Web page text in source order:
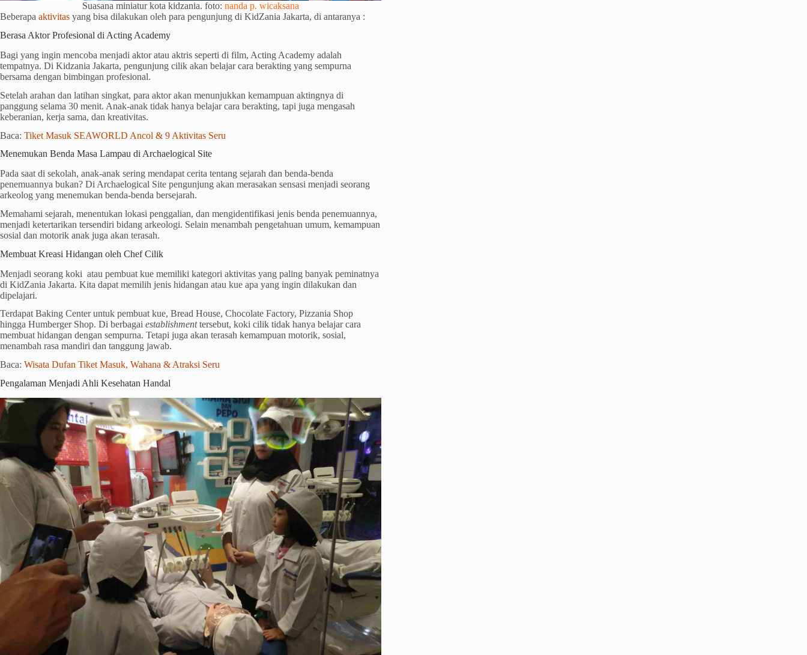
Suasana miniatur kota kidzania. foto: nanda p. wicaksana
Beberapa aktivitas yang bisa dilakukan oleh para pengunjung di KidZania Jakarta, di antaranya :
Berasa Aktor Profesional di Acting Academy
Bagi yang ingin mencoba menjadi aktor atau aktris seperti di film, Acting Academy adalah
tempatnya. Di Kidzania Jakarta, pengunjung cilik akan belajar cara berakting yang sempurna
bersama dengan bimbingan profesional.
Setelah arahan dan latihan singkat, para aktor akan menunjukkan kemampuan aktingnya di
panggung selama 30 menit. Anak-anak tidak hanya belajar cara berakting, tapi juga mengasah
keberanian, kerja sama, dan kreativitas.
Baca: Tiket Masuk SEAWORLD Ancol & 9 Aktivitas Seru
Menemukan Benda Masa Lampau di Archaelogical Site
Pada saat di sekolah, anak-anak sering mendapat cerita tentang sejarah dan benda-benda
penemuannya bukan? Di Archaelogical Site pengunjung akan merasakan sensasi menjadi seorang
arkeolog yang menemukan benda-benda bersejarah.
Memahami sejarah, menentukan lokasi penggalian, dan mengidentifikasi jenis benda penemuannya,
menjadi ketertarikan tersendiri bidang arkeologi. Selain menambah pengetahuan umum, kemampuan
sosial dan motorik anak juga akan terasah.
Membuat Kreasi Hidangan oleh Chef Cilik
Menjadi seorang koki atau pembuat kue memiliki kategori aktivitas yang paling banyak peminatnya
di KidZania Jakarta. Kita dapat memilih jenis hidangan atau kue apa yang ingin dilakukan dan
dipelajari.
Terdapat Baking Center untuk pembuat kue, Bread House, Chocolate Factory, Pizzania Shop
hingga Humberger Shop. Di berbagai establishmenttersebut, koki cilik tidak hanya belajar cara
membuat hidangan dengan sempurna. Tetapi juga akan terasah kemampuan motorik, sosial,
menambah rasa mandiri dan tanggung jawab.
Baca: Wisata Dufan Tiket Masuk, Wahana & Atraksi Seru
Pengalaman Menjadi Ahli Kesehatan Handal